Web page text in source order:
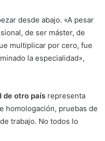
desde abajo. «A pesar
de ser máster, de
multiplicar por cero, fue
la especialidad»,
de otro país representa
homologación, pruebas de
trabajo. No todos lo